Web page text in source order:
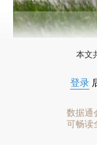
本文
登录
数据通
可畅读